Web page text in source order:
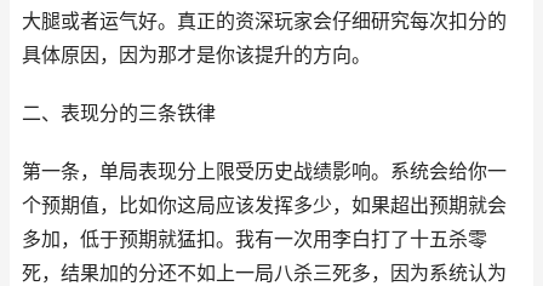
大腿或者运气好。真正的资深玩家会仔细研究每次扣分的
具体原因，因为那才是你该提升的方向。
二、表现分的三条铁律
第一条，单局表现分上限受历史战绩影响。系统会给你一
个预期值，比如你这局应该发挥多少，如果超出预期就会
多加，低于预期就猛扣。我有一次用李白打了十五杀零
死，结果加的分还不如上一局八杀三死多，因为系统认为